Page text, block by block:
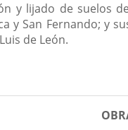
y lijado de suelos
y San Fernando; y
de León.